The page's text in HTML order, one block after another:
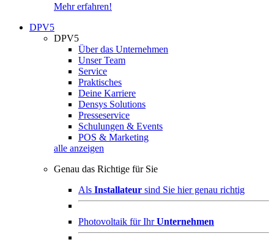
Mehr erfahren!
DPV5
DPV5
Über das Unternehmen
Unser Team
Service
Praktisches
Deine Karriere
Densys Solutions
Presseservice
Schulungen & Events
POS & Marketing
alle anzeigen
Genau das Richtige für Sie
Als Installateur sind Sie hier genau richtig
Photovoltaik für IhrUnternehmen